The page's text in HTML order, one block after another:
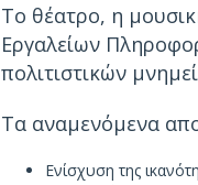
Το θέατρο, η
Εργαλείων
πολιτιστικών
Τα αναμενόμενα
Ενίσχυση της